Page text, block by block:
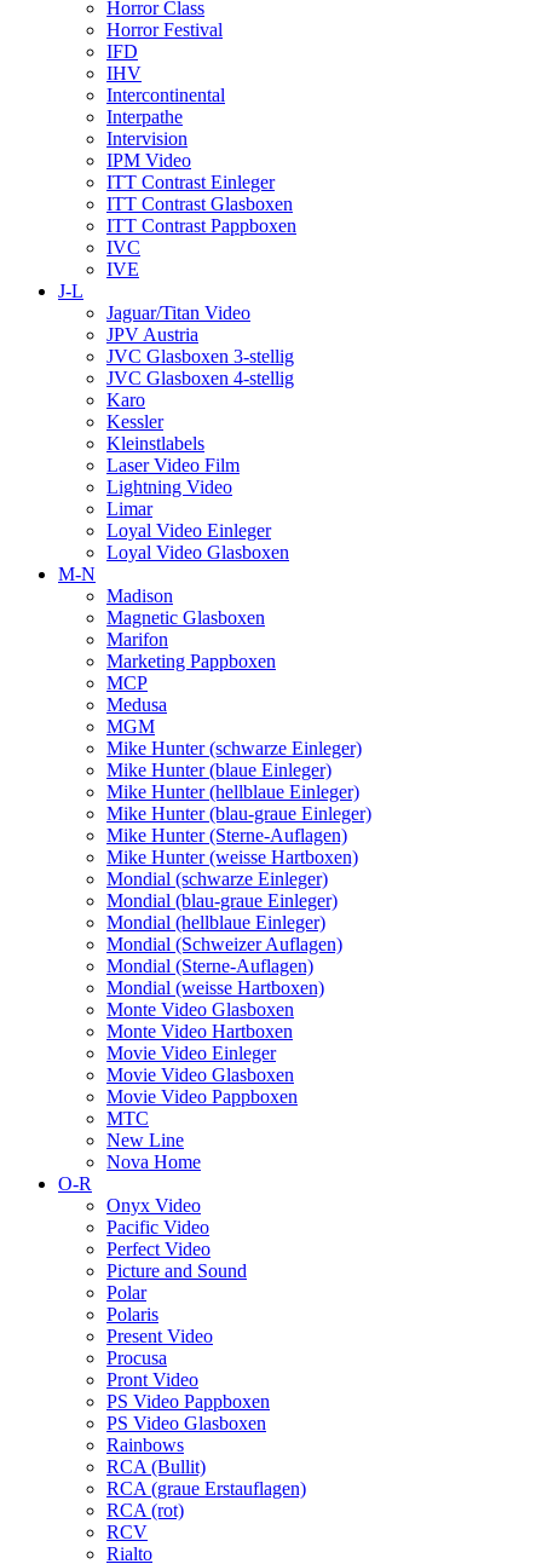
Horror Class
Horror Festival
IFD
IHV
Intercontinental
Interpathe
Intervision
IPM Video
ITT Contrast Einleger
ITT Contrast Glasboxen
ITT Contrast Pappboxen
IVC
IVE
J-L
Jaguar/Titan Video
JPV Austria
JVC Glasboxen 3-stellig
JVC Glasboxen 4-stellig
Karo
Kessler
Kleinstlabels
Laser Video Film
Lightning Video
Limar
Loyal Video Einleger
Loyal Video Glasboxen
M-N
Madison
Magnetic Glasboxen
Marifon
Marketing Pappboxen
MCP
Medusa
MGM
Mike Hunter (schwarze Einleger)
Mike Hunter (blaue Einleger)
Mike Hunter (hellblaue Einleger)
Mike Hunter (blau-graue Einleger)
Mike Hunter (Sterne-Auflagen)
Mike Hunter (weisse Hartboxen)
Mondial (schwarze Einleger)
Mondial (blau-graue Einleger)
Mondial (hellblaue Einleger)
Mondial (Schweizer Auflagen)
Mondial (Sterne-Auflagen)
Mondial (weisse Hartboxen)
Monte Video Glasboxen
Monte Video Hartboxen
Movie Video Einleger
Movie Video Glasboxen
Movie Video Pappboxen
MTC
New Line
Nova Home
O-R
Onyx Video
Pacific Video
Perfect Video
Picture and Sound
Polar
Polaris
Present Video
Procusa
Pront Video
PS Video Pappboxen
PS Video Glasboxen
Rainbows
RCA (Bullit)
RCA (graue Erstauflagen)
RCA (rot)
RCV
Rialto